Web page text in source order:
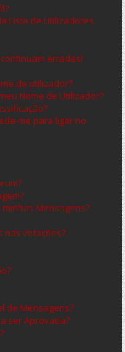
Lista de Utilizadores
erradas!
de utilizador?
Nome de Utilizador?
me para ligar no
Mensagens?
nas votações?
de Mensagens?
ser Aprovada?